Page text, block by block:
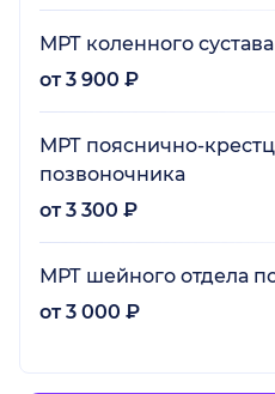
МРТ коленного сустава
от 3 900 ₽
МРТ пояснично-
позвоночника
от 3 300 ₽
МРТ шейного отдела
от 3 000 ₽